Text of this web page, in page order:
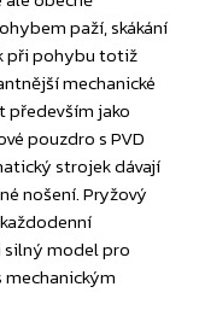
paží, skákání
při pohybu totiž
mechanické
především jako
pouzdro s PVD
strojek dávají
nošení. Pryžový
silný model pro
mechanickým